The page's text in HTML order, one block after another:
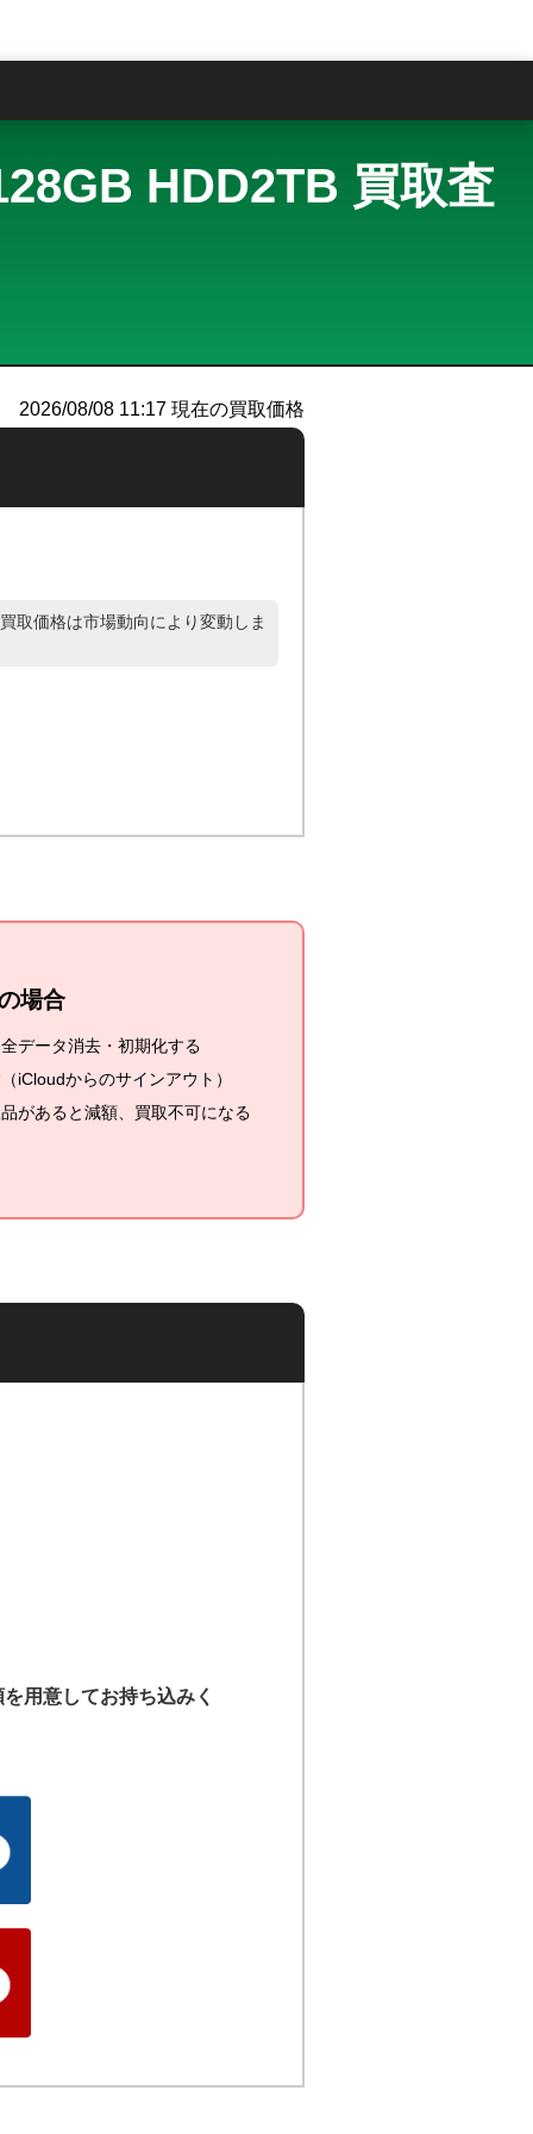
HDD2TB 買取査
2026/08/08 11:17 現在の買取価格
取価格は市場動向により変動しま
場合
データ消去・初期化する
iCloudからのサインアウト）
があると減額、買取不可になる
用意してお持ち込みく